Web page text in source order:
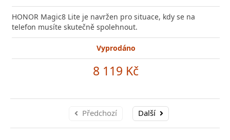
HONOR Magic8 Lite je navržen pro situace, kdy se na
telefon musíte skutečně spolehnout.
Vyprodáno
8 119 Kč
Předchozí Další